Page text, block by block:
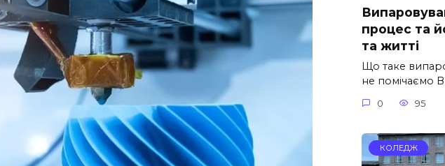
процес та
та житті
Що таке
не помічаємо
0 95
КОЛЕДЖ